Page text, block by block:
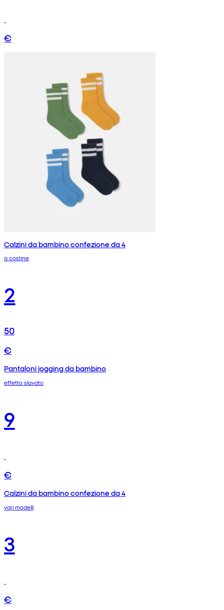
€
Calzini da bambino confezione da 4
a costine
2
50
€
Pantaloni jogging da bambino
effetto slavato
9
€
Calzini da bambino confezione da 4
vari modelli
3
€